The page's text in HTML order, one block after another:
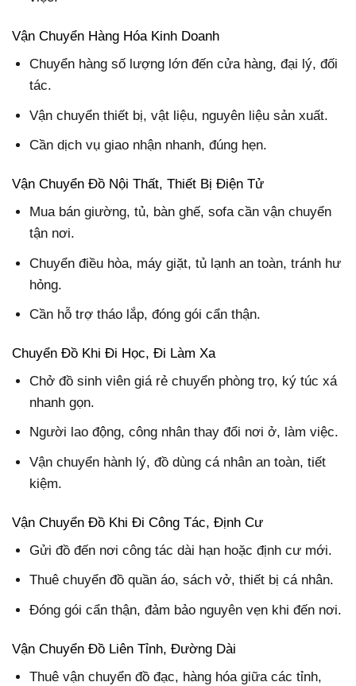
Vận Chuyển Hàng Hóa Kinh Doanh
Chuyển hàng số lượng lớn đến cửa hàng, đại lý, đối
tác.
Vận chuyển thiết bị, vật liệu, nguyên liệu sản xuất.
Cần dịch vụ giao nhận nhanh, đúng hẹn.
Vận Chuyển Đồ Nội Thất, Thiết Bị Điện Tử
Mua bán giường, tủ, bàn ghế, sofa cần vận chuyển
tận nơi.
Chuyển điều hòa, máy giặt, tủ lạnh an toàn, tránh hư
hỏng.
Cần hỗ trợ tháo lắp, đóng gói cẩn thận.
Chuyển Đồ Khi Đi Học, Đi Làm Xa
Chở đồ sinh viên giá rẻ chuyển phòng trọ, ký túc xá
nhanh gọn.
Người lao động, công nhân thay đổi nơi ở, làm việc.
Vận chuyển hành lý, đồ dùng cá nhân an toàn, tiết
kiệm.
Vận Chuyển Đồ Khi Đi Công Tác, Định Cư
Gửi đồ đến nơi công tác dài hạn hoặc định cư mới.
Thuê chuyển đồ quần áo, sách vở, thiết bị cá nhân.
Đóng gói cẩn thận, đảm bảo nguyên vẹn khi đến nơi.
Vận Chuyển Đồ Liên Tỉnh, Đường Dài
Thuê vận chuyển đồ đạc, hàng hóa giữa các tỉnh,